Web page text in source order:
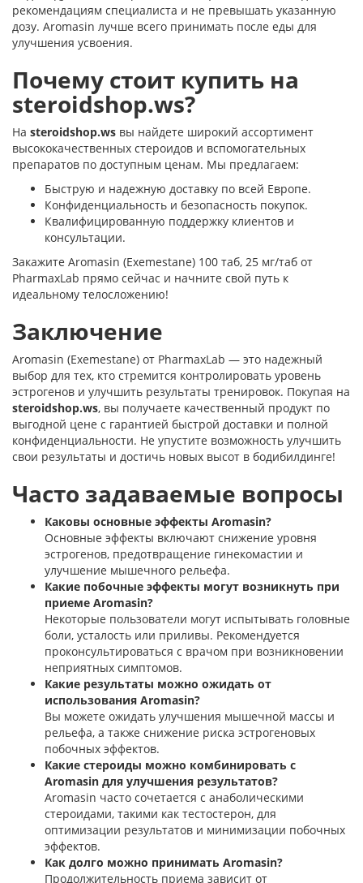
рекомендациям специалиста и не превышать указанную
дозу. Aromasin лучше всего принимать после еды для
улучшения усвоения.
Почему стоит купить на
steroidshop.ws?
На steroidshop.ws вы найдете широкий ассортимент
высококачественных стероидов и вспомогательных
препаратов по доступным ценам. Мы предлагаем:
Быструю и надежную доставку по всей Европе.
Конфиденциальность и безопасность покупок.
Квалифицированную поддержку клиентов и
консультации.
Закажите Aromasin (Exemestane) 100 таб, 25 мг/таб от
PharmaxLab прямо сейчас и начните свой путь к
идеальному телосложению!
Заключение
Aromasin (Exemestane) от PharmaxLab — это надежный
выбор для тех, кто стремится контролировать уровень
эстрогенов и улучшить результаты тренировок. Покупая на
steroidshop.ws, вы получаете качественный продукт по
выгодной цене с гарантией быстрой доставки и полной
конфиденциальности. Не упустите возможность улучшить
свои результаты и достичь новых высот в бодибилдинге!
Часто задаваемые вопросы
Каковы основные эффекты Aromasin?
Основные эффекты включают снижение уровня
эстрогенов, предотвращение гинекомастии и
улучшение мышечного рельефа.
Какие побочные эффекты могут возникнуть при
приеме Aromasin?
Некоторые пользователи могут испытывать головные
боли, усталость или приливы. Рекомендуется
проконсультироваться с врачом при возникновении
неприятных симптомов.
Какие результаты можно ожидать от
использования Aromasin?
Вы можете ожидать улучшения мышечной массы и
рельефа, а также снижение риска эстрогеновых
побочных эффектов.
Какие стероиды можно комбинировать с
Aromasin для улучшения результатов?
Aromasin часто сочетается с анаболическими
стероидами, такими как тестостерон, для
оптимизации результатов и минимизации побочных
эффектов.
Как долго можно принимать Aromasin?
Продолжительность приема зависит от